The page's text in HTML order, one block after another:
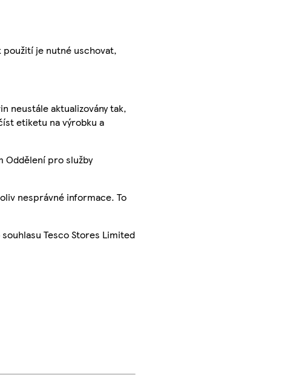
použití je nutné uschovat,
neustále aktualizovány tak,
etiketu na výrobku a
Oddělení pro služby
nesprávné informace. To
Tesco Stores Limited